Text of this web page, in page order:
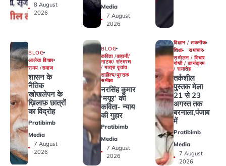
8 August
2026
Media
7 August
2026
BLOG
आलेख विचार
समय /समाज
शासन के
नैतिक
खोखलेपन के
ख़िलाफ़ छात्रों
का विद्रोह
Pratibimb
Media
7 August
2026
BLOG
कविता /कहानी/
नाटक/ संस्मरण
/ यात्रा वृतांत
साहित्य/पुस्तक
समीक्षा
नरसिंह कुमार
‘मयूर’ की
कविता- न्याय
की गुहार
Pratibimb
Media
7 August
2026
विज्ञान / तकनीक
शिक्षा
समाचार
सम्मेलन / विचार
गोष्ठी / कार्यक्रम
/ समारोह
तर्कशील
पुस्तक मेला
21 से 23
अगस्त तक
बरनाला,पंजाब
में
Pratibimb
Media
7 August
2026